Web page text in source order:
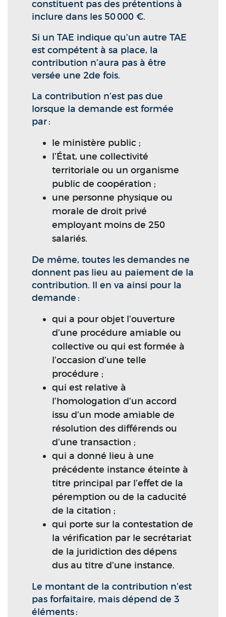
constituent pas des prétentions à
inclure dans les 50 000 €.
Si un TAE indique qu’un autre TAE
est compétent à sa place, la
contribution n’aura pas à être
versée une 2de fois.
La contribution n’est pas due
lorsque la demande est formée
par :
le ministère public ;
l’État, une collectivité
territoriale ou un organisme
public de coopération ;
une personne physique ou
morale de droit privé
employant moins de 250
salariés.
De même, toutes les demandes ne
donnent pas lieu au paiement de la
contribution. Il en va ainsi pour la
demande :
qui a pour objet l’ouverture
d’une procédure amiable ou
collective ou qui est formée à
l’occasion d’une telle
procédure ;
qui est relative à
l’homologation d’un accord
issu d’un mode amiable de
résolution des différends ou
d’une transaction ;
qui a donné lieu à une
précédente instance éteinte à
titre principal par l’effet de la
péremption ou de la caducité
de la citation ;
qui porte sur la contestation de
la vérification par le secrétariat
de la juridiction des dépens
dus au titre d’une instance.
Le montant de la contribution n’est
pas forfaitaire, mais dépend de 3
éléments :